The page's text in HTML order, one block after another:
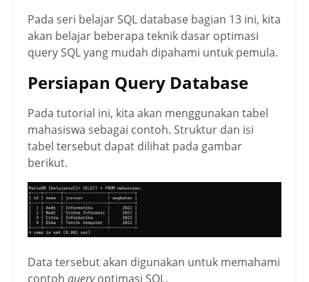
Pada seri belajar SQL database bagian 13 ini, kita
akan belajar beberapa teknik dasar optimasi
query SQL yang mudah dipahami untuk pemula.
Persiapan Query Database
Pada tutorial ini, kita akan menggunakan tabel
mahasiswa sebagai contoh. Struktur dan isi
tabel tersebut dapat dilihat pada gambar
berikut.
Data tersebut akan digunakan untuk memahami
contoh queryoptimasi SQL.